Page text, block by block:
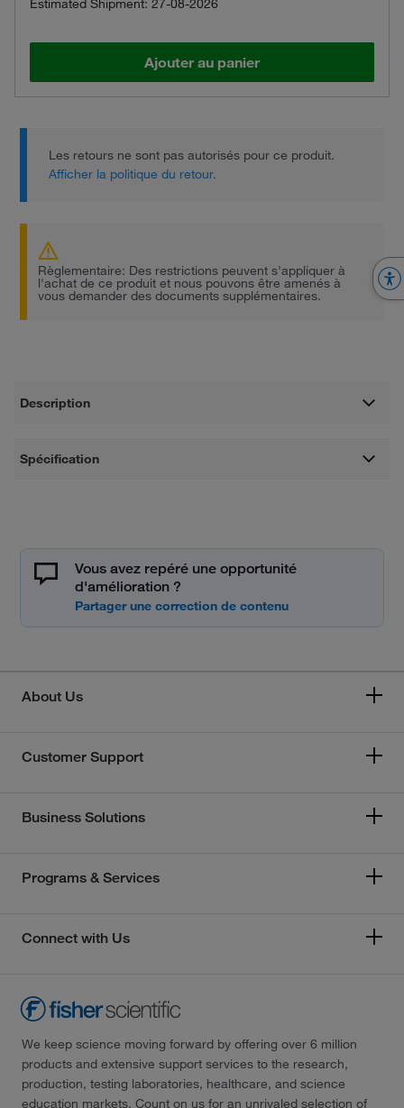
Estimated Shipment: 27-08-2026
Ajouter au panier
Les retours ne sont pas autorisés pour ce produit.
Afficher la politique du retour.
Règlementaire: Des restrictions peuvent s'appliquer à
l'achat de ce produit et nous pouvons être amenés à
vous demander des documents supplémentaires.
Description
Spécification
Vous avez repéré une opportunité
d'amélioration ?
About Us
Customer Support
Business Solutions
Programs & Services
Connect with Us
We keep science moving forward by offering over 6 million
products and extensive support services to the research,
production, testing laboratories, healthcare, and science
education markets. Count on us for an unrivaled selection of